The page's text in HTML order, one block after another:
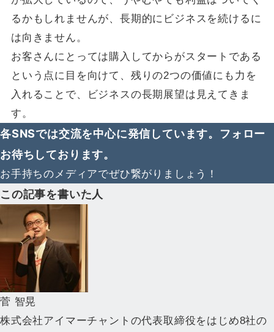
るかもしれませんが、長期的にビジネスを続けるに
は向きません。
お客さんにとっては購入してからがスタートである
という点に目を向けて、残りの2つの価値にも力を
入れることで、ビジネスの長期展望は見えてきま
す。
各SNSでは交流を中心に発信しています。フォロー
お待ちしております。
お手持ちのメディアでぜひ繋がりましょう！
この記事を書いた人
菅 智晃
株式会社アイマーチャントの代表取締役をはじめ8社の